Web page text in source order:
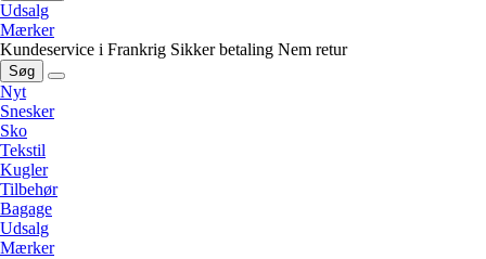
Udsalg
Mærker
Kundeservice i Frankrig Sikker betaling Nem retur
Søg
Nyt
Snesker
Sko
Tekstil
Kugler
Tilbehør
Bagage
Udsalg
Mærker